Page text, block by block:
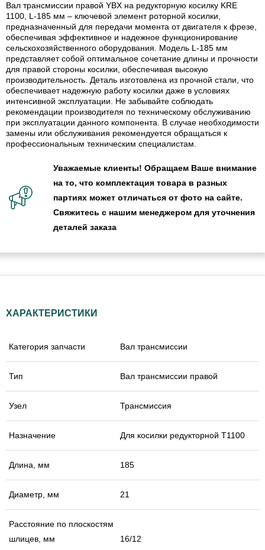
Вал трансмиссии правой YBX на редукторную косилку KRE
1100, L-185 мм – ключевой элемент роторной косилки,
предназначенный для передачи момента от двигателя к фрезе,
обеспечивая эффективное и надежное функционирование
сельскохозяйственного оборудования. Модель L-185 мм
представляет собой оптимальное сочетание длины и прочности
для правой стороны косилки, обеспечивая высокую
производительность. Деталь изготовлена из прочной стали, что
обеспечивает надежную работу косилки даже в условиях
интенсивной эксплуатации. Не забывайте соблюдать
рекомендации производителя по техническому обслуживанию
при эксплуатации данного компонента. В случае необходимости
замены или обслуживания рекомендуется обращаться к
профессиональным техническим специалистам.
Уважаемые клиенты! Обращаем Ваше внимание
на то, что комплектация товара в разных
партиях может отличаться от фото на сайте.
Свяжитесь с нашим менеджером для уточнения
деталей заказа
ХАРАКТЕРИСТИКИ
Категория запчасти Вал трансмиссии
Тип Вал трансмиссии правой
Узел Трансмиссия
Назначение Для косилки редукторной Т1100
Длина, мм 185
Диаметр, мм 21
Расстояние по плоскостям
шлицев, мм
16/12